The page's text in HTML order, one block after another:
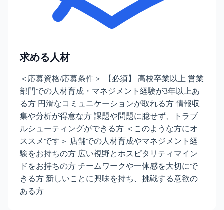
求める人材
＜応募資格/応募条件＞ 【必須】 高校卒業以上 営業
部門での人材育成・マネジメント経験が3年以上あ
る方 円滑なコミュニケーションが取れる方 情報収
集や分析が得意な方 課題や問題に臆せず、トラブ
ルシューティングができる方 ＜このような方にオ
ススメです＞ 店舗での人材育成やマネジメント経
験をお持ちの方 広い視野とホスピタリティマイン
ドをお持ちの方 チームワークや一体感を大切にで
きる方 新しいことに興味を持ち、挑戦する意欲の
ある方